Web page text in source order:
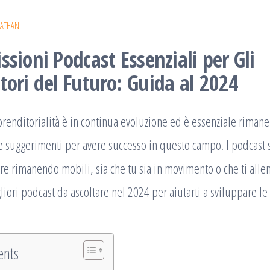
Podcast Essenziali per Gli
del Futuro: Guida al 2024
è in continua evoluzione ed è essenziale
per avere successo in questo campo. I
rimanendo mobili, sia che tu sia in movimento o che ti
podcast da ascoltare nel 2024 per aiutarti a sviluppare